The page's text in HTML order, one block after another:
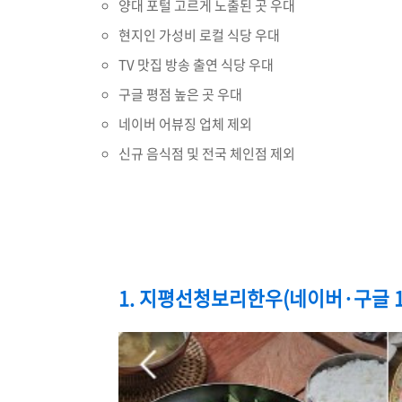
양대 포털 고르게 노출된 곳 우대
현지인 가성비 로컬 식당 우대
TV 맛집 방송 출연 식당 우대
구글 평점 높은 곳 우대
네이버 어뷰징 업체 제외
신규 음식점 및 전국 체인점 제외
1. 지평선청보리한우(네이버·구글